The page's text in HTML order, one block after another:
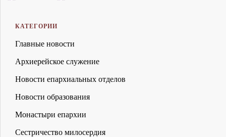
КАТЕГОРИИ
Главные новости
Архиерейское служение
Новости епархиальных отделов
Новости образования
Монастыри епархии
Сестричество милосердия